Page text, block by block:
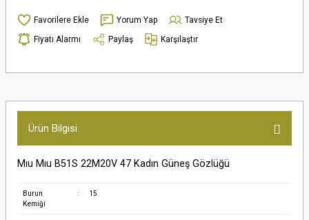
Yorum Yap
Tavsiye Et
Fiyatı Alarmı
Paylaş Karşılaştır
Ürün Bilgisi
Mıu Mıu B51S 22M20V 47 Kadın Güneş Gözlüğü
Burun
Kemiği
: 15